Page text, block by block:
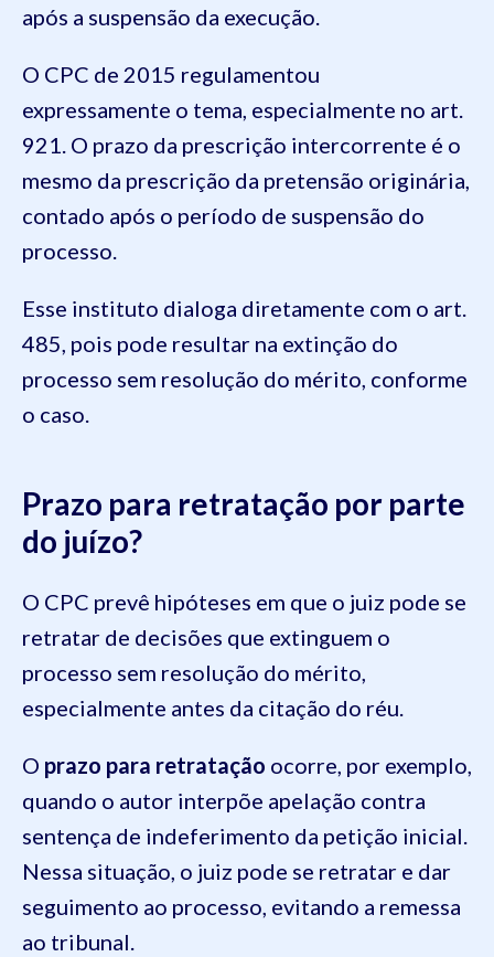
após a suspensão da execução.
O CPC de 2015 regulamentou
expressamente o tema, especialmente no art.
921. O prazo da prescrição intercorrente é o
mesmo da prescrição da pretensão originária,
contado após o período de suspensão do
processo.
Esse instituto dialoga diretamente com o art.
485, pois pode resultar na extinção do
processo sem resolução do mérito, conforme
o caso.
Prazo para retratação por parte
do juízo?
O CPC prevê hipóteses em que o juiz pode se
retratar de decisões que extinguem o
processo sem resolução do mérito,
especialmente antes da citação do réu.
O prazo para retratação ocorre, por exemplo,
quando o autor interpõe apelação contra
sentença de indeferimento da petição inicial.
Nessa situação, o juiz pode se retratar e dar
seguimento ao processo, evitando a remessa
ao tribunal.